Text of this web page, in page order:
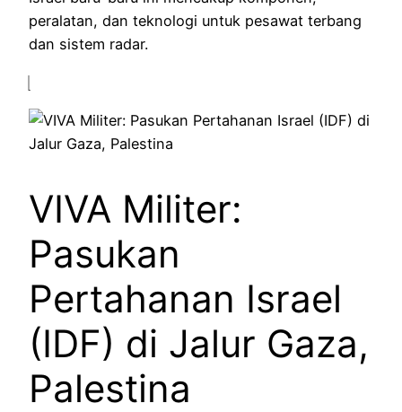
peralatan, dan teknologi untuk pesawat terbang
dan sistem radar.
VIVA Militer:
Pasukan
Pertahanan Israel
(IDF) di Jalur Gaza,
Palestina